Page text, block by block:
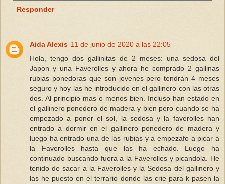
Responder
Aida Alexis 11 de junio de 2020 a las 22:05
Hola, tengo dos gallinitas de 2 meses: una sedosa del
Japon y una Faverolles y ahora he comprado 2 gallinas
rubias ponedoras que son jovenes pero tendrán 4 meses
seguro y hoy las he introducido en el gallinero con las otras
dos. Al principio mas o menos bien. Incluso han estado en
el gallinero ponedero de madera y bien pero cuando se ha
empezado a poner el sol, la sedosa y la faverolles han
entrado a dormir en el gallinero ponedero de madera y
luego ha entrado una de las rubias y a empezafo a picar a
la Faverolles hasta que las ha echado. Luego ha
continuado buscando fuera a la Faverolles y picandola. He
tenido de sacar a la Faverolles y la Sedosa del gallinero y
las he puesto en el terrario donde las crie para k pasen la